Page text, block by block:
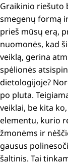
Graikinio riešuto
smegenų formą
prieš mūsų erą,
nuomonės, kad
veiklą, gerina
spėlionės
dietologijoje?
po pluta.
veiklai, be kita
elementu, kurio
žmonėms ir
gausus
šaltinis. Tai